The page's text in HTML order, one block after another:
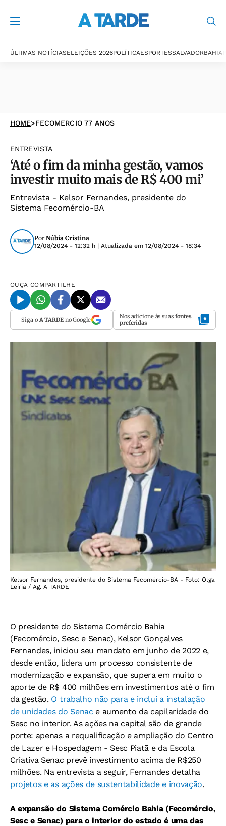
ÚLTIMAS NOTÍCIASELEIÇÕES 2026POLÍTICAESPORTESSALVADORBAHIA
HOME>FECOMERCIO 77 ANOS
ENTREVISTA
‘Até o fim da minha gestão, vamos
investir muito mais de R$ 400 mi’
Entrevista - Kelsor Fernandes, presidente do
Sistema Fecomércio-BA
Por Núbia Cristina
12/08/2024 - 12:32 h | Atualizada em 12/08/2024 - 18:34
OUÇA COMPARTILHE
Siga o A TARDEno Google Nos adicione às suas fontes
preferidas
Kelsor Fernandes, presidente do Sistema Fecomércio-BA - Foto: Olga
Leiria / Ag. A TARDE
O presidente do Sistema Comércio Bahia
(Fecomércio, Sesc e Senac), Kelsor Gonçalves
Fernandes, iniciou seu mandato em junho de 2022 e,
desde então, lidera um processo consistente de
modernização e expansão, que supera em muito o
aporte de R$ 400 milhões em investimentos até o fim
da gestão. O trabalho não para e inclui a instalação
de unidades do Senac e aumento da capilaridade do
Sesc no interior. As ações na capital são de grande
porte: apenas a requalificação e ampliação do Centro
de Lazer e Hospedagem - Sesc Piatã e da Escola
Criativa Senac prevê investimento acima de R$250
milhões. Na entrevista a seguir, Fernandes detalha
projetos e as ações de sustentabilidade e inovação.
A expansão do Sistema Comércio Bahia (Fecomércio,
Sesc e Senac) para o interior do estado é uma das